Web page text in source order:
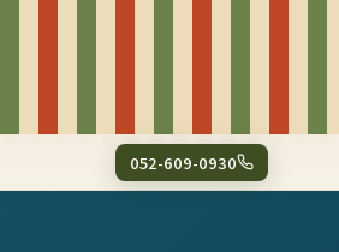
052-609-0930